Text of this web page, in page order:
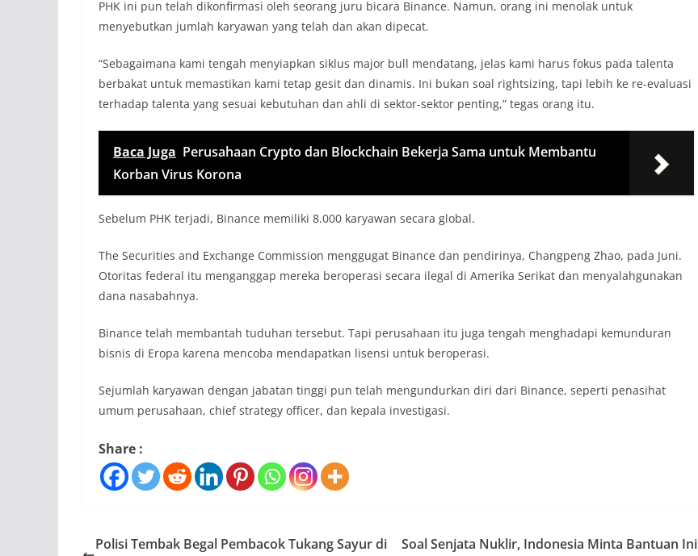
PHK ini pun telah dikonfirmasi oleh seorang juru bicara Binance. Namun, orang ini menolak untuk
menyebutkan jumlah karyawan yang telah dan akan dipecat.
“Sebagaimana kami tengah menyiapkan siklus major bull mendatang, jelas kami harus fokus pada talenta
berbakat untuk memastikan kami tetap gesit dan dinamis. Ini bukan soal rightsizing, tapi lebih ke re-evaluasi
terhadap talenta yang sesuai kebutuhan dan ahli di sektor-sektor penting,” tegas orang itu.
Baca Juga Perusahaan Crypto dan Blockchain Bekerja Sama untuk Membantu
Korban Virus Korona
Sebelum PHK terjadi, Binance memiliki 8.000 karyawan secara global.
The Securities and Exchange Commission menggugat Binance dan pendirinya, Changpeng Zhao, pada Juni.
Otoritas federal itu menganggap mereka beroperasi secara ilegal di Amerika Serikat dan menyalahgunakan
dana nasabahnya.
Binance telah membantah tuduhan tersebut. Tapi perusahaan itu juga tengah menghadapi kemunduran
bisnis di Eropa karena mencoba mendapatkan lisensi untuk beroperasi.
Sejumlah karyawan dengan jabatan tinggi pun telah mengundurkan diri dari Binance, seperti penasihat
umum perusahaan, chief strategy officer, dan kepala investigasi.
Share :
Polisi Tembak Begal Pembacok Tukang Sayur di
Soal Senjata Nuklir, Indonesia Minta Bantuan Ini